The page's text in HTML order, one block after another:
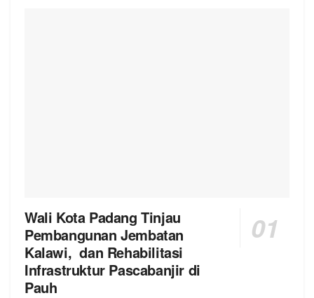
Wali Kota Padang Tinjau
Pembangunan Jembatan
Kalawi, dan Rehabilitasi
Infrastruktur Pascabanjir di
Pauh